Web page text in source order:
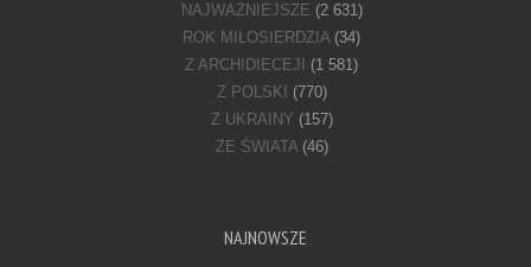
NAJWAŻNIEJSZE (2 631)
ROK MIŁOSIERDZIA(34)
Z ARCHIDIECEJI
(1 581)
Z POLSKI
(770)
Z UKRAINY (157)
ZE ŚWIATA(46)
NAJNOWSZE